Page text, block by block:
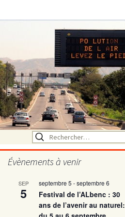
Rechercher :
Évènements à venir
SEP
5
septembre 5 -septembre 6
Festival de l’ALbenc : 30
ans de l’avenir au naturel: